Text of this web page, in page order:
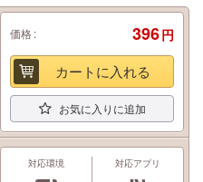
価格 396円
カートに入れる
お気に入りに追加
対応環境 対応アプリ